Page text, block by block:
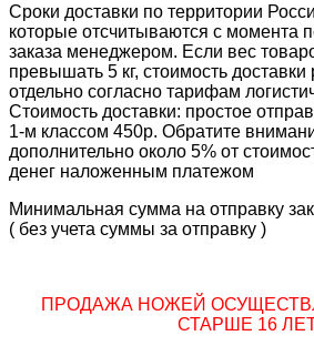
Сроки доставки по территории
которые отсчитываются с момента
заказа менеджером. Если вес
превышать 5 кг, стоимость доставки
отдельно согласно тарифам
Стоимость доставки: простое
1-м классом 450р. Обратите
дополнительно около 5% от
денег наложенным платежом
Минимальная сумма на отправку
( без учета суммы за отправку )
ПРОДАЖА НОЖЕЙ
СТАРШЕ 16